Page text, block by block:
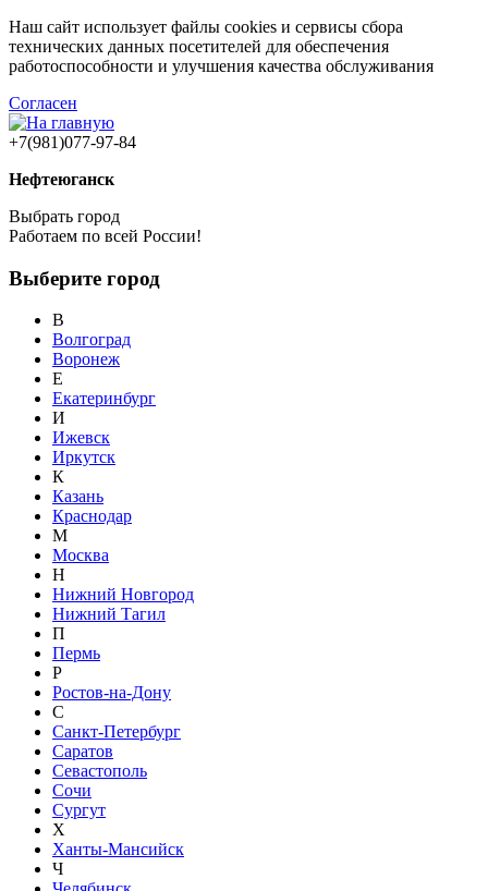
Наш сайт использует файлы cookies и сервисы сбора
технических данных посетителей для обеспечения
работоспособности и улучшения качества обслуживания
Согласен
+7(981)077-97-84
Нефтеюганск
Выбрать город
Работаем по всей России!
Выберите город
В
Волгоград
Воронеж
Е
Екатеринбург
И
Ижевск
Иркутск
К
Казань
Краснодар
М
Москва
Н
Нижний Новгород
Нижний Тагил
П
Пермь
Р
Ростов-на-Дону
С
Санкт-Петербург
Саратов
Севастополь
Сочи
Сургут
Х
Ханты-Мансийск
Ч